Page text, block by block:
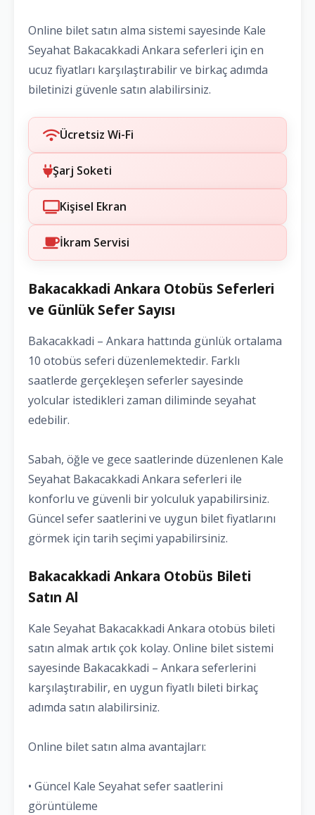
Online bilet satın alma sistemi sayesinde Kale
Seyahat Bakacakkadi Ankara seferleri için en
ucuz fiyatları karşılaştırabilir ve birkaç adımda
biletinizi güvenle satın alabilirsiniz.
Ücretsiz Wi-Fi
Şarj Soketi
Kişisel Ekran
İkram Servisi
Bakacakkadi Ankara Otobüs Seferleri
ve Günlük Sefer Sayısı
Bakacakkadi – Ankara hattında günlük ortalama
10 otobüs seferi düzenlemektedir. Farklı
saatlerde gerçekleşen seferler sayesinde
yolcular istedikleri zaman diliminde seyahat
edebilir.
Sabah, öğle ve gece saatlerinde düzenlenen Kale
Seyahat Bakacakkadi Ankara seferleri ile
konforlu ve güvenli bir yolculuk yapabilirsiniz.
Güncel sefer saatlerini ve uygun bilet fiyatlarını
görmek için tarih seçimi yapabilirsiniz.
Bakacakkadi Ankara Otobüs Bileti
Satın Al
Kale Seyahat Bakacakkadi Ankara otobüs bileti
satın almak artık çok kolay. Online bilet sistemi
sayesinde Bakacakkadi – Ankara seferlerini
karşılaştırabilir, en uygun fiyatlı bileti birkaç
adımda satın alabilirsiniz.
Online bilet satın alma avantajları:
• Güncel Kale Seyahat sefer saatlerini
görüntüleme